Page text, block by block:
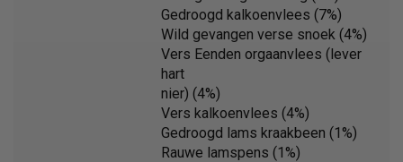
Gedroogd kalkoenvlees (7%)
Wild gevangen verse snoek (4%)
Vers Eenden orgaanvlees (lever
hart
nier) (4%)
Vers kalkoenvlees (4%)
Gedroogd lams kraakbeen (1%)
Rauwe lamspens (1%)